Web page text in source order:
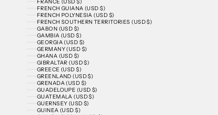
FRENCH GUIANA (USD $)
FRENCH POLYNESIA (USD $)
FRENCH SOUTHERN TERRITORIES (USD $)
GABON (USD $)
GAMBIA (USD $)
GEORGIA (USD $)
GERMANY (USD $)
GHANA (USD $)
GIBRALTAR (USD $)
GREECE (USD $)
GREENLAND (USD $)
GRENADA (USD $)
GUADELOUPE (USD $)
GUATEMALA (USD $)
GUERNSEY (USD $)
GUINEA (USD $)